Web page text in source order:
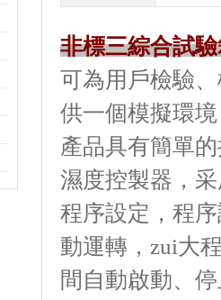
非標三綜合試
可為用戶檢驗
供一個模擬環境
產品具有簡單的
濕度控製器
程序設定，程
動運轉，zui大
間自動啟動、停